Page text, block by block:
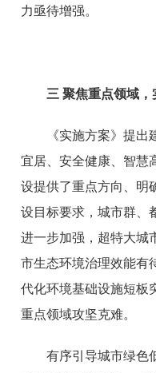
力亟待增强。
三聚焦重点领域
《实施方案》提
宜居、安全健康、智慧
设提供了重点方向、明
设目标要求，城市群、
进一步加强，超特大城
市生态环境治理效能有
代化环境基础设施短板
重点领域攻坚克难。
有序引导城市绿色